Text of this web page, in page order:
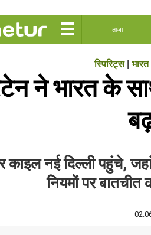
☰ ताज़ा
स्पिरिट्स| भारत
ने भारत के
काइल नई दिल्ली पहुंचे,
नियमों पर बातचीत